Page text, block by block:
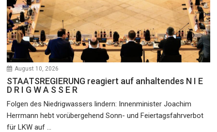
August 10, 2026
STAATSREGIERUNG reagiert auf anhaltendes N I E
D R I G W A S S E R
Folgen des Niedrigwassers lindern: Innenminister Joachim
Herrmann hebt vorübergehend Sonn- und Feiertagsfahrverbot
für LKW auf ...